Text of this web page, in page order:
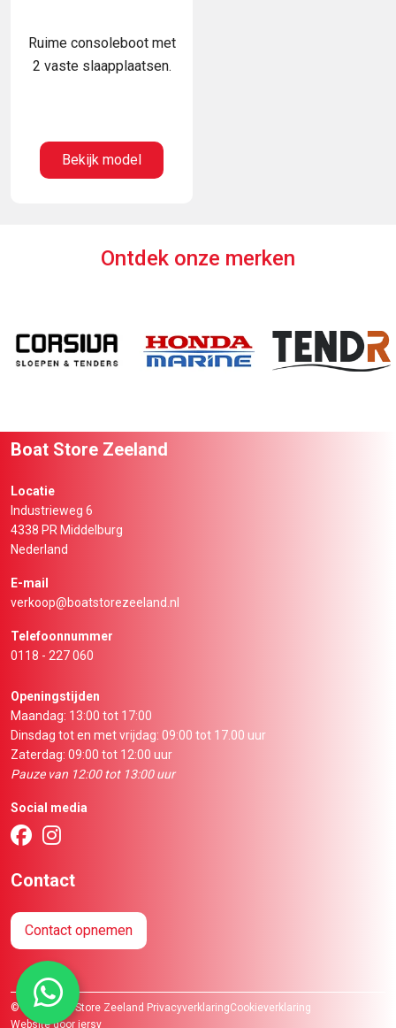
Ruime consoleboot met
2 vaste slaapplaatsen.
Bekijk model
Ontdek onze merken
Boat Store Zeeland
Contact
Locatie
Industrieweg 6
4338 PR Middelburg
Nederland
E-mail
verkoop@boatstorezeeland.nl
Telefoonnummer
0118 - 227 060
Openingstijden
Maandag: 13:00 tot 17:00
Dinsdag tot en met vrijdag: 09:00 tot 17.00 uur
Zaterdag: 09:00 tot 12:00 uur
Pauze van 12:00 tot 13:00 uur
Social media
Contact opnemen
© 2026 Boat Store Zeeland PrivacyverklaringCookieverklaring
Website door iersy